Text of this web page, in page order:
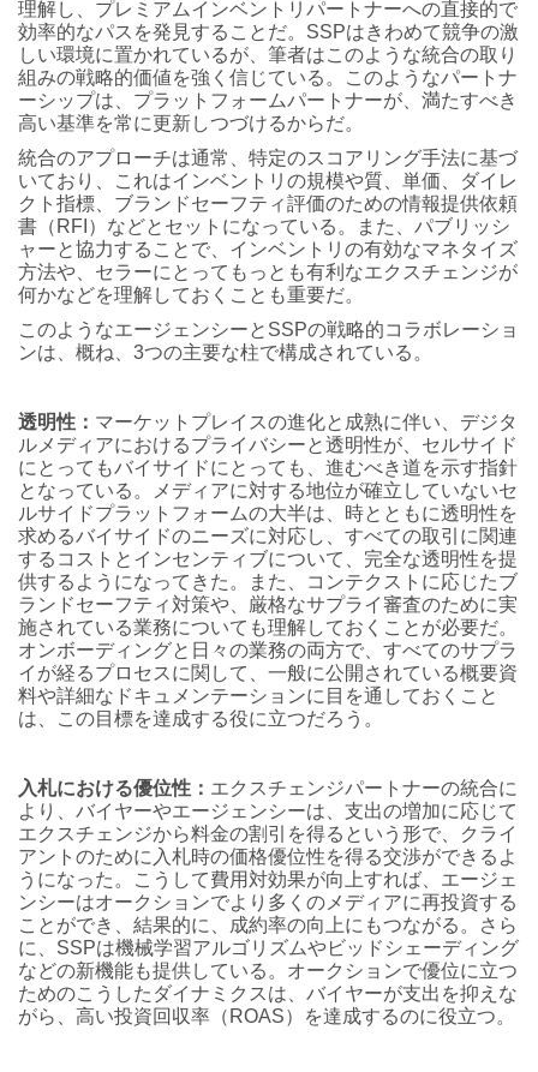
理解し、プレミアムインベントリパートナーへの直接的で
効率的なパスを発見することだ。SSPはきわめて競争の激
しい環境に置かれているが、筆者はこのような統合の取り
組みの戦略的価値を強く信じている。このようなパートナ
ーシップは、プラットフォームパートナーが、満たすべき
高い基準を常に更新しつづけるからだ。
統合のアプローチは通常、特定のスコアリング手法に基づ
いており、これはインベントリの規模や質、単価、ダイレ
クト指標、ブランドセーフティ評価のための情報提供依頼
書（RFI）などとセットになっている。また、パブリッシ
ャーと協力することで、インベントリの有効なマネタイズ
方法や、セラーにとってもっとも有利なエクスチェンジが
何かなどを理解しておくことも重要だ。
このようなエージェンシーとSSPの戦略的コラボレーショ
ンは、概ね、3つの主要な柱で構成されている。
透明性： マーケットプレイスの進化と成熟に伴い、デジタ
ルメディアにおけるプライバシーと透明性が、セルサイド
にとってもバイサイドにとっても、進むべき道を示す指針
となっている。メディアに対する地位が確立していないセ
ルサイドプラットフォームの大半は、時とともに透明性を
求めるバイサイドのニーズに対応し、すべての取引に関連
するコストとインセンティブについて、完全な透明性を提
供するようになってきた。また、コンテクストに応じたブ
ランドセーフティ対策や、厳格なサプライ審査のために実
施されている業務についても理解しておくことが必要だ。
オンボーディングと日々の業務の両方で、すべてのサプラ
イが経るプロセスに関して、一般に公開されている概要資
料や詳細なドキュメンテーションに目を通しておくこと
は、この目標を達成する役に立つだろう。
入札における優位性： エクスチェンジパートナーの統合に
より、バイヤーやエージェンシーは、支出の増加に応じて
エクスチェンジから料金の割引を得るという形で、クライ
アントのために入札時の価格優位性を得る交渉ができるよ
うになった。こうして費用対効果が向上すれば、エージェ
ンシーはオークションでより多くのメディアに再投資する
ことができ、結果的に、成約率の向上にもつながる。さら
に、SSPは機械学習アルゴリズムやビッドシェーディング
などの新機能も提供している。オークションで優位に立つ
ためのこうしたダイナミクスは、バイヤーが支出を抑えな
がら、高い投資回収率（ROAS）を達成するのに役立つ。